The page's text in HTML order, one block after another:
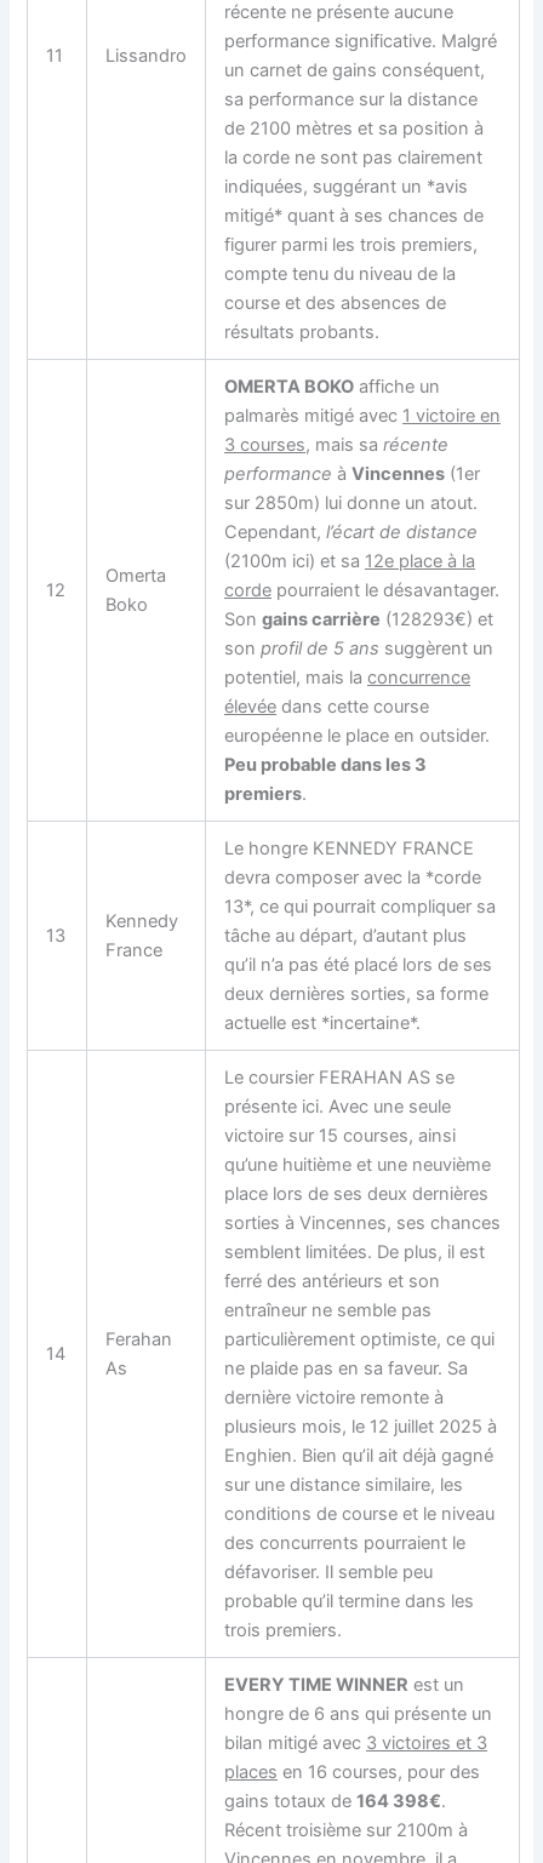
11 Lissandro
récente ne présente aucune
performance significative. Malgré
un carnet de gains conséquent,
sa performance sur la distance
de 2100 mètres et sa position à
la corde ne sont pas clairement
indiquées, suggérant un *avis
mitigé* quant à ses chances de
figurer parmi les trois premiers,
compte tenu du niveau de la
course et des absences de
résultats probants.
12
Omerta
Boko
OMERTA BOKO affiche un
palmarès mitigé avec 1 victoire en
3 courses, mais sarécente
performance àVincennes (1er
sur 2850m) lui donne un atout.
Cependant,l’écart de distance
(2100m ici) et sa 12e place à la
corde pourraient le désavantager.
Songains carrière (128293€) et
sonprofil de 5 ans suggèrent un
potentiel, mais laconcurrence
élevée dans cette course
européenne le place en outsider.
Peu probable dans les 3
premiers.
13
Kennedy
France
Le hongre KENNEDY FRANCE
devra composer avec la *corde
13*, ce qui pourrait compliquer sa
tâche au départ, d’autant plus
qu’il n’a pas été placé lors de ses
deux dernières sorties, sa forme
actuelle est *incertaine*.
14
Ferahan
As
Lecoursier FERAHAN AS se
présente ici. Avec une seule
victoire sur 15 courses, ainsi
qu’une huitième et une neuvième
place lors de ses deux dernières
sorties à Vincennes, ses chances
semblent limitées. De plus, il est
ferré des antérieurs et son
entraîneur ne semble pas
particulièrement optimiste, ce qui
ne plaide pas en sa faveur. Sa
dernière victoire remonte à
plusieurs mois, le 12 juillet 2025 à
Enghien. Bien qu’il ait déjà gagné
sur une distance similaire, les
conditions de course et le niveau
des concurrents pourraient le
défavoriser. Il semble peu
probable qu’il termine dans les
trois premiers.
EVERY TIME WINNER est un
hongre de 6 ans qui présente un
bilan mitigé avec 3 victoires et 3
places en 16 courses, pour des
gains totaux de164 398€.
Récent troisième sur 2100m à